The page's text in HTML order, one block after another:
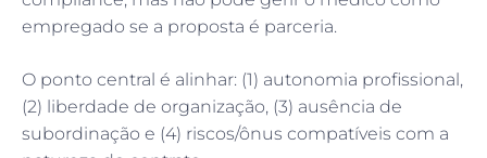
empregado se a proposta é parceria.
O ponto central é alinhar: (1) autonomia profissional,
(2) liberdade de organização, (3) ausência de
subordinação e (4) riscos/ônus compatíveis com a